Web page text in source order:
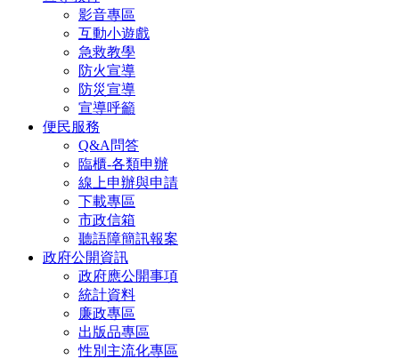
影音專區
互動小遊戲
急救教學
防火宣導
防災宣導
宣導呼籲
便民服務
Q&A問答
臨櫃-各類申辦
線上申辦與申請
下載專區
市政信箱
聽語障簡訊報案
政府公開資訊
政府應公開事項
統計資料
廉政專區
出版品專區
性別主流化專區